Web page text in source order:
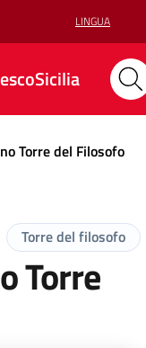
LINGUA
Torre del Filosofo
Torre del filosofo
Torre